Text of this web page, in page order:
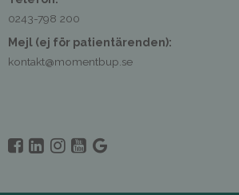
0243-798 200
Mejl (ej för patientärenden):
kontakt@momentbup.se